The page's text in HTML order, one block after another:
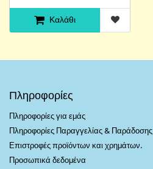
Καλάθι
Πληροφορίες
Πληροφορίες για εμάς
Πληροφορίες Παραγγελίας & Παράδοσης
Επιστροφές προϊόντων και χρημάτων.
Προσωπικά δεδομένα